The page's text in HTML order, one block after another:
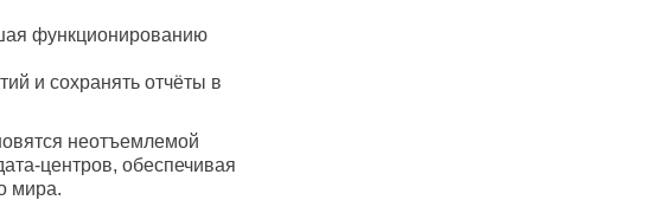
функционированию
и сохранять отчёты в
неотъемлемой
центров, обеспечивая
мира.